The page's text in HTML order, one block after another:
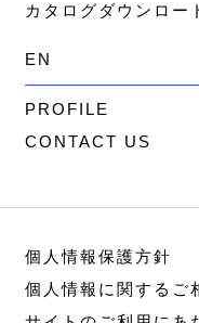
カタログダウンロー
EN
PROFILE
CONTACT US
個人情報保護方針
個人情報に関するご